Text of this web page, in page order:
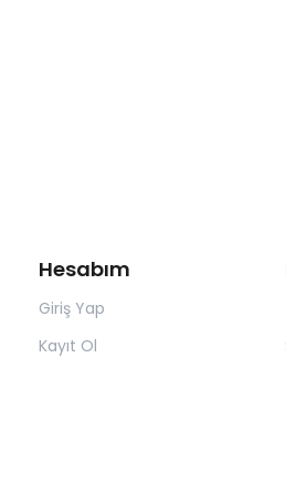
Hesabım
Giriş Yap
Kayıt Ol